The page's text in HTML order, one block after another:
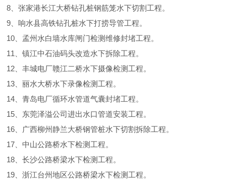
8、张家港长江大桥钻孔桩钢筋笼水下切割工程。
9、响水县高铁钻孔桩水下打捞导管工程。
10、孟州水白墙水库闸门检测维修封堵工程。
11、镇江中石油码头改造水下拆除工程。
12、丰城电厂赣江二桥水下摄像检测工程。
13、丽水大桥水下录像检测工程。
14、青岛电厂循环水管道气囊封堵工程。
15、东莞泽溢公司进出水口管道安装工程。
16、广西柳州静兰大桥钢管桩水下切割拆除工程。
17、中山公路桥水下检测工程。
18、长沙公路桥梁水下检测工程。
19、浙江台州地区公路桥梁水下检测工程。